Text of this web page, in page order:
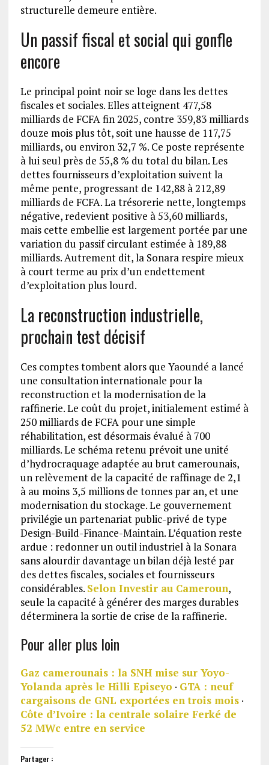
structurelle demeure entière.
Un passif fiscal et social qui gonfle
encore
Le principal point noir se loge dans les dettes
fiscales et sociales. Elles atteignent 477,58
milliards de FCFA fin 2025, contre 359,83 milliards
douze mois plus tôt, soit une hausse de 117,75
milliards, ou environ 32,7 %. Ce poste représente
à lui seul près de 55,8 % du total du bilan. Les
dettes fournisseurs d’exploitation suivent la
même pente, progressant de 142,88 à 212,89
milliards de FCFA. La trésorerie nette, longtemps
négative, redevient positive à 53,60 milliards,
mais cette embellie est largement portée par une
variation du passif circulant estimée à 189,88
milliards. Autrement dit, la Sonara respire mieux
à court terme au prix d’un endettement
d’exploitation plus lourd.
La reconstruction industrielle,
prochain test décisif
Ces comptes tombent alors que Yaoundé a lancé
une consultation internationale pour la
reconstruction et la modernisation de la
raffinerie. Le coût du projet, initialement estimé à
250 milliards de FCFA pour une simple
réhabilitation, est désormais évalué à 700
milliards. Le schéma retenu prévoit une unité
d’hydrocraquage adaptée au brut camerounais,
un relèvement de la capacité de raffinage de 2,1
à au moins 3,5 millions de tonnes par an, et une
modernisation du stockage. Le gouvernement
privilégie un partenariat public-privé de type
Design-Build-Finance-Maintain. L’équation reste
ardue : redonner un outil industriel à la Sonara
sans alourdir davantage un bilan déjà lesté par
des dettes fiscales, sociales et fournisseurs
considérables. Selon Investir au Cameroun,
seule la capacité à générer des marges durables
déterminera la sortie de crise de la raffinerie.
Pour aller plus loin
Gaz camerounais : la SNH mise sur Yoyo-
Yolanda après le Hilli Episeyo · GTA : neuf
cargaisons de GNL exportées en trois mois·
Côte d’Ivoire : la centrale solaire Ferké de
52 MWc entre en service
Partager :